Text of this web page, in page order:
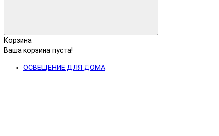
Корзина
Ваша корзина пуста!
ОСВЕЩЕНИЕ ДЛЯ ДОМА